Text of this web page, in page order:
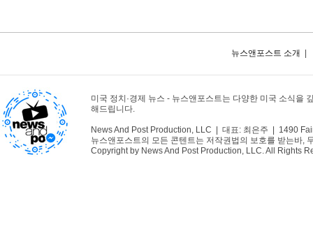
뉴스앤포스트 소개
미국 정치·경제 뉴스 - 뉴스앤포스트는 다양한 미국 소식을
해드립니다.
News And Post Production, LLC | 대표: 최은주 | 1490
뉴스앤포스트의 모든 콘텐트는 저작권법의 보호를 받는바,
Copyright by News And Post Production, LLC. All Rights